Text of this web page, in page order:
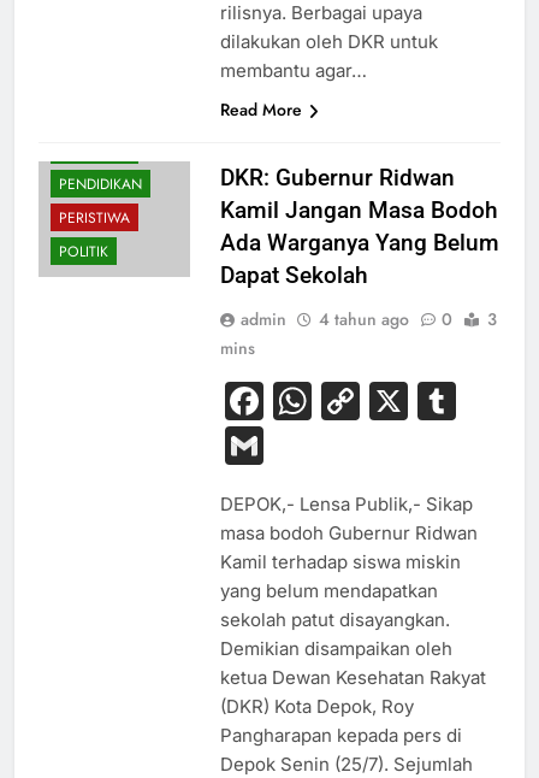
rilisnya. Berbagai upaya
dilakukan oleh DKR untuk
membantu agar…
Read More
PENDIDIKAN
PERISTIWA
POLITIK
DKR: Gubernur Ridwan
Kamil Jangan Masa Bodoh
Ada Warganya Yang Belum
Dapat Sekolah
admin 4 tahun ago 0
3
mins
Facebook
WhatsApp
Copy
X
Gmail
DEPOK,- Lensa Publik,- Sikap
masa bodoh Gubernur Ridwan
Kamil terhadap siswa miskin
yang belum mendapatkan
sekolah patut disayangkan.
Demikian disampaikan oleh
ketua Dewan Kesehatan Rakyat
(DKR) Kota Depok, Roy
Pangharapan kepada pers di
Depok Senin (25/7). Sejumlah